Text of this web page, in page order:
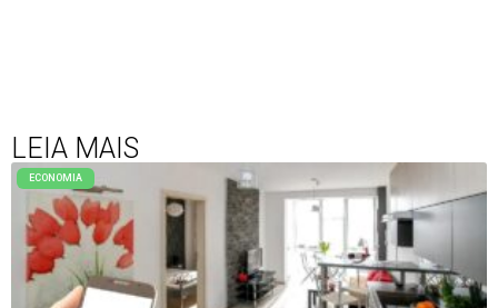
LEIA MAIS
ECONOMIA